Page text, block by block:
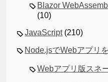
Blazor
(10)
JavaScript(210)
Node.jsでWebアプリ
Webアプリ版スネ